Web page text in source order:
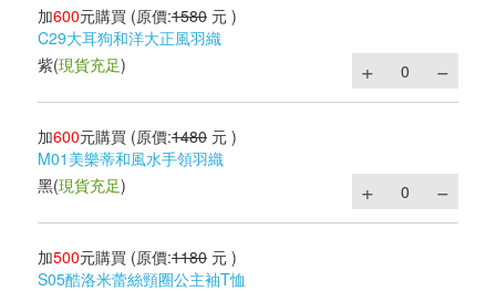
加600元購買 (原價:1580 元 )
C29大耳狗和洋大正風羽織
紫(現貨充足)
加600元購買 (原價:1480 元 )
M01美樂蒂和風水手領羽織
黑(現貨充足)
加500元購買 (原價:1180 元 )
S05酷洛米蕾絲頸圈公主袖T恤